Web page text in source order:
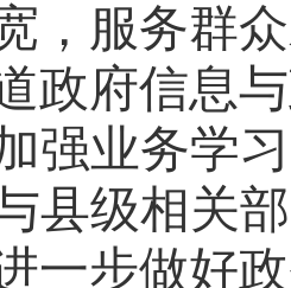
，服务群
政府信息
强业务学
县级相关
一步做好